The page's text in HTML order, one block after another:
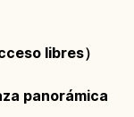
libres）
panorámica